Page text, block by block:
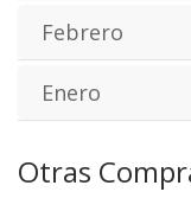
Febrero
Enero
Otras